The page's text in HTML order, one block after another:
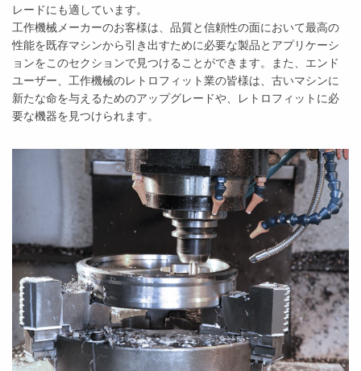
レードにも適しています。
工作機械メーカーのお客様は、品質と信頼性の面において最高の
性能を既存マシンから引き出すために必要な製品とアプリケーシ
ョンをこのセクションで見つけることができます。また、エンド
ユーザー、工作機械のレトロフィット業の皆様は、古いマシンに
新たな命を与えるためのアップグレードや、レトロフィットに必
要な機器を見つけられます。
こちらをクリック